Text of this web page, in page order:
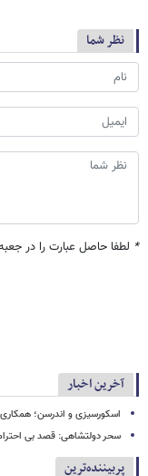
نظر شما
* لطفا حاصل عبارت را در
آخرین اخبار
اسکورسیزی و اندرسن؛
سحر دولتشاهی: قصد بی
پربیننده‌ترین